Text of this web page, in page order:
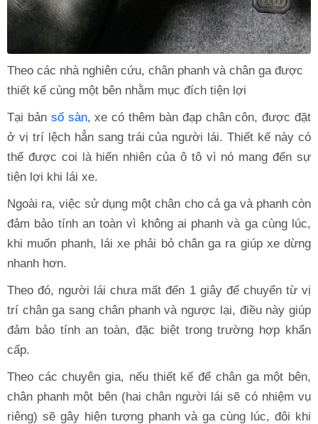
Theo các nhà nghiên cứu, chân phanh và chân ga được
thiết kế cùng một bên nhằm mục đích tiện lợi
Tại bản số sàn, xe có thêm bàn đạp chân côn, được đặt
ở vị trí lệch hẳn sang trái của người lái. Thiết kế này có
thể được coi là hiển nhiên của ô tô vì nó mang đến sự
tiện lợi khi lái xe.
Ngoài ra, việc sử dụng một chân cho cả ga và phanh còn
đảm bảo tính an toàn vì không ai phanh và ga cùng lúc,
khi muốn phanh, lái xe phải bỏ chân ga ra giúp xe dừng
nhanh hơn.
Theo đó, người lái chưa mất đến 1 giây để chuyển từ vị
trí chân ga sang chân phanh và ngược lại, điều này giúp
đảm bảo tính an toàn, đặc biệt trong trường hợp khẩn
cấp.
Theo các chuyên gia, nếu thiết kế để chân ga một bên,
chân phanh một bên (hai chân người lái sẽ có nhiệm vụ
riêng) sẽ gây hiện tượng phanh và ga cùng lúc, đôi khi